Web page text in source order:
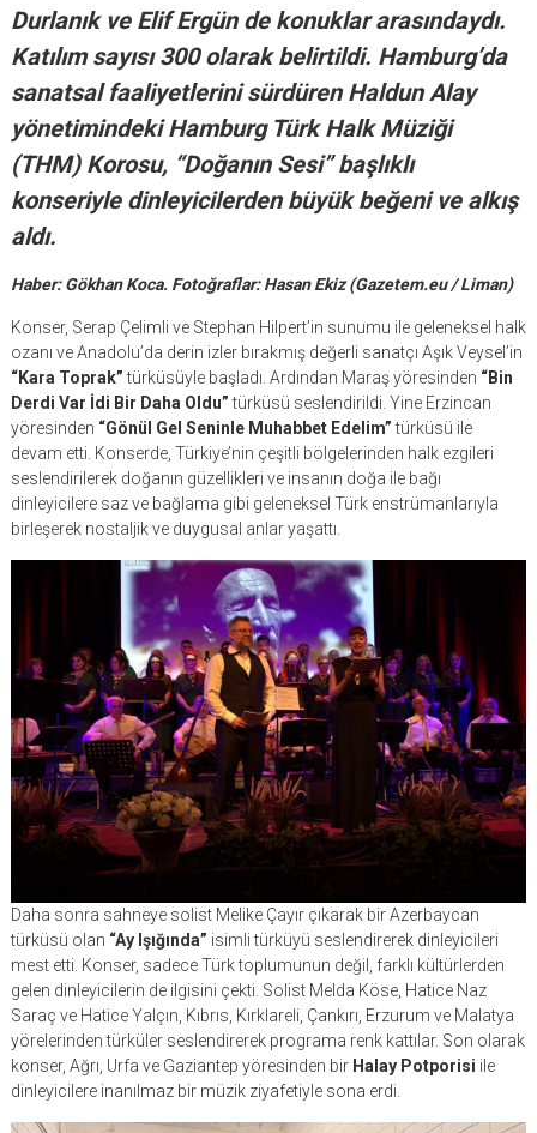
Durlanık ve Elif Ergün de konuklar arasındaydı.
Katılım sayısı 300 olarak belirtildi. Hamburg’da
sanatsal faaliyetlerini sürdüren Haldun Alay
yönetimindeki Hamburg Türk Halk Müziği
(THM) Korosu, “Doğanın Sesi” başlıklı
konseriyle dinleyicilerden büyük beğeni ve alkış
aldı.
Haber: Gökhan Koca. Fotoğraflar: Hasan Ekiz (Gazetem.eu / Liman)
Konser, Serap Çelimli ve Stephan Hilpert’in sunumu ile geleneksel halk
ozanı ve Anadolu’da derin izler bırakmış değerli sanatçı Aşık Veysel’in
“Kara Toprak”türküsüyle başladı. Ardından Maraş yöresinden “Bin
Derdi Var İdi Bir Daha Oldu”türküsü seslendirildi. Yine Erzincan
yöresinden “Gönül Gel Seninle Muhabbet Edelim”türküsü ile
devam etti. Konserde, Türkiye’nin çeşitli bölgelerinden halk ezgileri
seslendirilerek doğanın güzellikleri ve insanın doğa ile bağı
dinleyicilere saz ve bağlama gibi geleneksel Türk enstrümanlarıyla
birleşerek nostaljik ve duygusal anlar yaşattı.
Daha sonra sahneye solist Melike Çayır çıkarak bir Azerbaycan
türküsü olan “Ay Işığında” isimli türküyü seslendirerek dinleyicileri
mest etti. Konser, sadece Türk toplumunun değil, farklı kültürlerden
gelen dinleyicilerin de ilgisini çekti. Solist Melda Köse, Hatice Naz
Saraç ve Hatice Yalçın, Kıbrıs, Kırklareli, Çankırı, Erzurum ve Malatya
yörelerinden türküler seslendirerek programa renk kattılar. Son olarak
konser, Ağrı, Urfa ve Gaziantep yöresinden bir Halay Potporisi ile
dinleyicilere inanılmaz bir müzik ziyafetiyle sona erdi.